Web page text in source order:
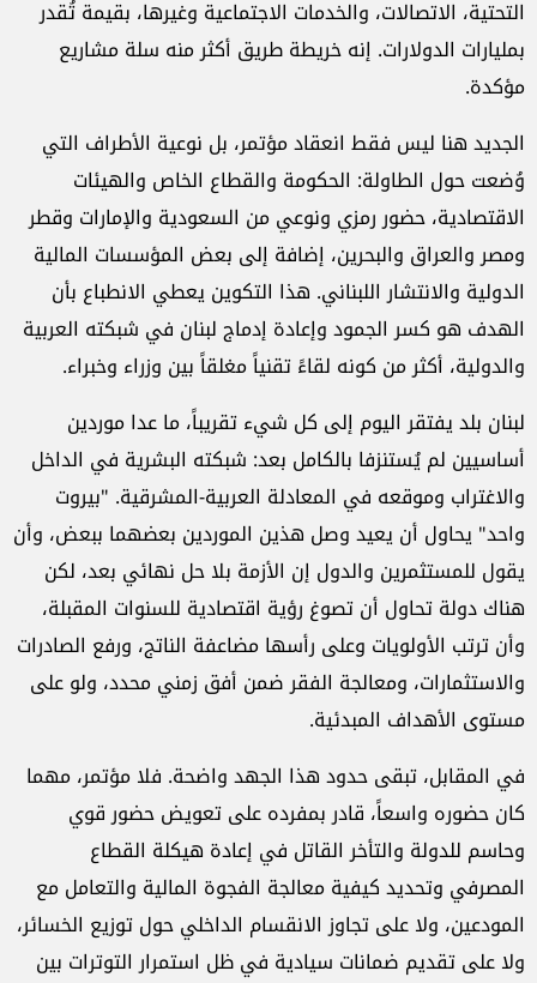
التحتية، الاتصالات، والخدمات الاجتماعية وغيرها، بقيمة تُقدر
بمليارات الدولارات. إنه خريطة طريق أكثر منه سلة مشاريع
مؤكدة.
الجديد هنا ليس فقط انعقاد مؤتمر، بل نوعية الأطراف التي
وُضعت حول الطاولة: الحكومة والقطاع الخاص والهيئات
الاقتصادية، حضور رمزي ونوعي من السعودية والإمارات وقطر
ومصر والعراق والبحرين، إضافة إلى بعض المؤسسات المالية
الدولية والانتشار اللبناني. هذا التكوين يعطي الانطباع بأن
الهدف هو كسر الجمود وإعادة إدماج لبنان في شبكته العربية
والدولية، أكثر من كونه لقاءً تقنياً مغلقاً بين وزراء وخبراء.
لبنان بلد يفتقر اليوم إلى كل شيء تقريباً، ما عدا موردين
أساسيين لم يُستنزفا بالكامل بعد: شبكته البشرية في الداخل
والاغتراب وموقعه في المعادلة العربية-المشرقية. "بيروت
واحد" يحاول أن يعيد وصل هذين الموردين بعضهما ببعض، وأن
يقول للمستثمرين والدول إن الأزمة بلا حل نهائي بعد، لكن
هناك دولة تحاول أن تصوغ رؤية اقتصادية للسنوات المقبلة،
وأن ترتب الأولويات وعلى رأسها مضاعفة الناتج، ورفع الصادرات
والاستثمارات، ومعالجة الفقر ضمن أفق زمني محدد، ولو على
مستوى الأهداف المبدئية.
في المقابل، تبقى حدود هذا الجهد واضحة. فلا مؤتمر، مهما
كان حضوره واسعاً، قادر بمفرده على تعويض حضور قوي
وحاسم للدولة والتأخر القاتل في إعادة هيكلة القطاع
المصرفي وتحديد كيفية معالجة الفجوة المالية والتعامل مع
المودعين، ولا على تجاوز الانقسام الداخلي حول توزيع الخسائر،
ولا على تقديم ضمانات سيادية في ظل استمرار التوترات بين